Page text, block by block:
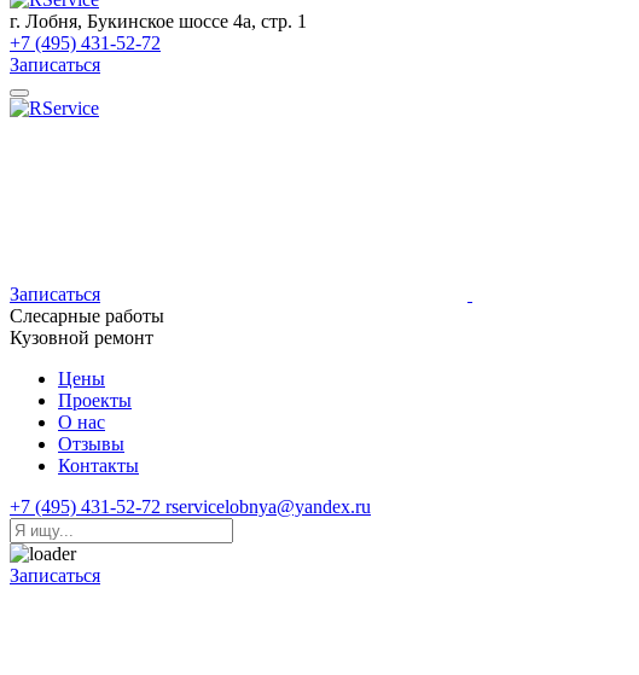
г. Лобня, Букинское шоссе 4а, стр. 1
+7 (495) 431-52-72
Записаться
Записаться
Слесарные работы
Кузовной ремонт
Цены
Проекты
О нас
Отзывы
Контакты
+7 (495) 431-52-72 rservicelobnya@yandex.ru
Записаться